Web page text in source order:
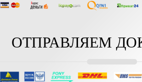
ОТПРАВЛЯЕМ